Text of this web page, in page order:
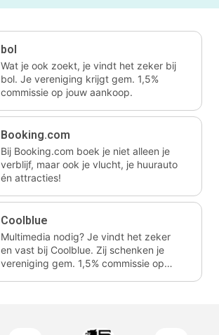
bol
Wat je ook zoekt, je vindt het zeker bij
bol. Je vereniging krijgt gem. 1,5%
commissie op jouw aankoop.
Booking.com
Bij Booking.com boek je niet alleen je
verblijf, maar ook je vlucht, je huurauto
én attracties!
Coolblue
Multimedia nodig? Je vindt het zeker
en vast bij Coolblue. Zij schenken je
vereniging gem. 1,5% commissie op